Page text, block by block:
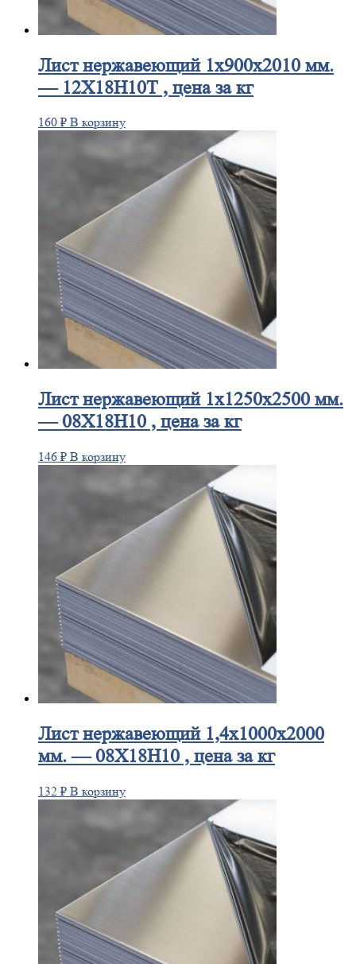
Листнержавеющий 1x900x2010 мм.
— 12Х18Н10Т , цена за кг
160 ₽ В корзину
Листнержавеющий 1x1250x2500 мм.
— 08Х18Н10 , цена за кг
146 ₽ В корзину
Листнержавеющий 1,4x1000x2000
мм. — 08Х18Н10 , цена за кг
132 ₽ В корзину